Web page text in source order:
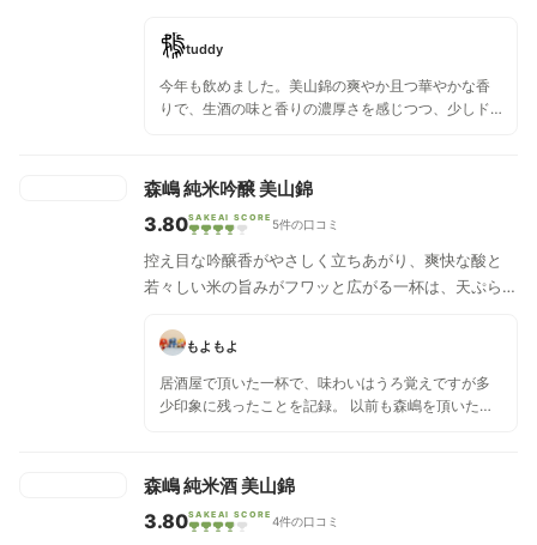
15度台の原酒で仕上げた軽やかさで、新酒ならでは
いく、人気の頷ける間違いなしの一本。
tuddy
今年も飲めました。美山錦の爽やか且つ華やかな香
りで、生酒の味と香りの濃厚さを感じつつ、少しド
ので飲み疲れ無しですあっという間に空いてしまい
ました。森嶋の生酒シリーズの先頭バッターらしく
軽快な味でした。
森嶋 純米吟醸 美山錦
3.80SAKEAI SCORE 5件の口コミ
控え目な吟醸香がやさしく立ちあがり、爽快な酸と
若々しい米の旨みがフワッと広がる一杯は、天ぷらや
もよもよ
居酒屋で頂いた一杯で、味わいはうろ覚えですが多
少印象に残ったことを記録。 以前も森嶋を頂いたこ
印象的でした。しかしこちらは華やかさもありフル
ーティさがより出ているという印象。フルーツと米
の旨味が両方出ているという感じだったと思いま
森嶋 純米酒 美山錦
3.80SAKEAI SCORE 4件の口コミ